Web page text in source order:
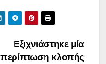
Εξιχνιάστηκε μία
περίπτωση κλοπής